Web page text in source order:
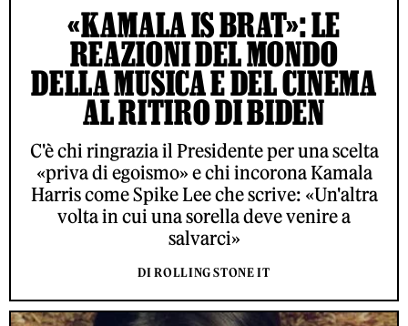
«KAMALA IS BRAT»: LE
REAZIONI DEL MONDO
DELLA MUSICA E DEL CINEMA
AL RITIRO DI BIDEN
C'è chi ringrazia il Presidente per una scelta
«priva di egoismo» e chi incorona Kamala
Harris come Spike Lee che scrive: «Un'altra
volta in cui una sorella deve venire a
salvarci»
DI ROLLING STONE IT